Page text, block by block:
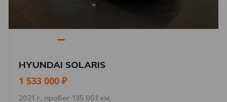
HYUNDAI SOLARIS
1 533 000 ₽
2021 г., пробег 135 001 км,